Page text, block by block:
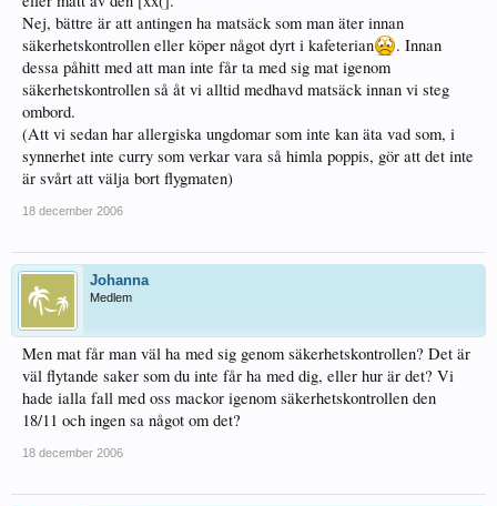
Nej, bättre är att antingen ha matsäck som man äter innan
säkerhetskontrollen eller köper något dyrt i kafeterian
. Innan
dessa påhitt med att man inte får ta med sig mat igenom
säkerhetskontrollen så åt vi alltid medhavd matsäck innan vi steg
ombord.
(Att vi sedan har allergiska ungdomar som inte kan äta vad som, i
synnerhet inte curry som verkar vara så himla poppis, gör att det inte
är svårt att välja bort flygmaten)
18 december 2006
Johanna
Medlem
Men mat får man väl ha med sig genom säkerhetskontrollen? Det är
väl flytande saker som du inte får ha med dig, eller hur är det? Vi
hade ialla fall med oss mackor igenom säkerhetskontrollen den
18/11 och ingen sa något om det?
18 december 2006